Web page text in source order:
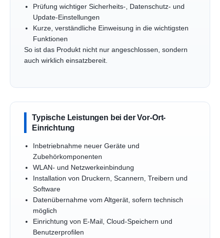
Prüfung wichtiger Sicherheits-, Datenschutz- und
Update-Einstellungen
Kurze, verständliche Einweisung in die wichtigsten
Funktionen
So ist das Produkt nicht nur angeschlossen, sondern
auch wirklich einsatzbereit.
Typische Leistungen bei der Vor-Ort-
Einrichtung
Inbetriebnahme neuer Geräte und
Zubehörkomponenten
WLAN- und Netzwerkeinbindung
Installation von Druckern, Scannern, Treibern und
Software
Datenübernahme vom Altgerät, sofern technisch
möglich
Einrichtung von E-Mail, Cloud-Speichern und
Benutzerprofilen